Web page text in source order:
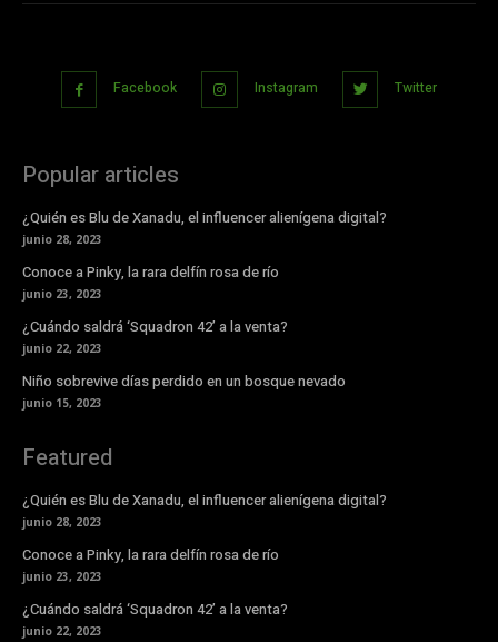
Facebook Instagram Twitter
Popular articles
¿Quién es Blu de Xanadu, el influencer alienígena digital?
junio 28, 2023
Conoce a Pinky, la rara delfín rosa de río
junio 23, 2023
¿Cuándo saldrá ‘Squadron 42’ a la venta?
junio 22, 2023
Niño sobrevive días perdido en un bosque nevado
junio 15, 2023
Featured
¿Quién es Blu de Xanadu, el influencer alienígena digital?
junio 28, 2023
Conoce a Pinky, la rara delfín rosa de río
junio 23, 2023
¿Cuándo saldrá ‘Squadron 42’ a la venta?
junio 22, 2023